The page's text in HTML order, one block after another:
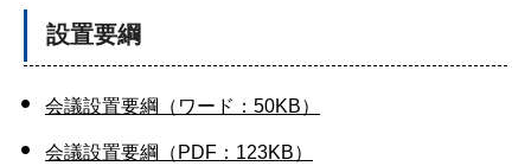
設置要綱
会議設置要綱（ワード：50KB）
会議設置要綱（PDF：123KB）